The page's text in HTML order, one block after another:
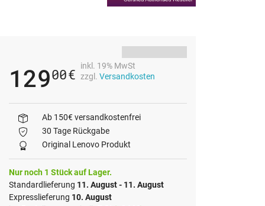
12900€
inkl. 19% MwSt
zzgl. Versandkosten
Ab 150€ versandkostenfrei
30 Tage Rückgabe
Original Lenovo Produkt
Nur noch 1 Stück auf Lager.
Standardlieferung 11. August - 11. August
Expresslieferung 10. August